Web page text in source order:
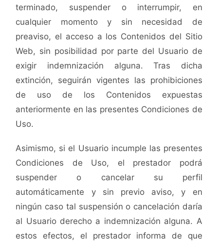
terminado, suspender o interrumpir, en
cualquier momento y sin necesidad de
preaviso, el acceso a los Contenidos del Sitio
Web, sin posibilidad por parte del Usuario de
exigir indemnización alguna. Tras dicha
extinción, seguirán vigentes las prohibiciones
de uso de los Contenidos expuestas
anteriormente en las presentes Condiciones de
Uso.
Asimismo, si el Usuario incumple las presentes
Condiciones de Uso, el prestador podrá
suspender o cancelar su perfil
automáticamente y sin previo aviso, y en
ningún caso tal suspensión o cancelación daría
al Usuario derecho a indemnización alguna. A
estos efectos, el prestador informa de que